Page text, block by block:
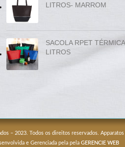
LITROS- MARROM
SACOLA RPET
LITROS
– 2023. Todos os direitos reservados. Apparatos
e Gerenciada pela pela GERENCIE WEB